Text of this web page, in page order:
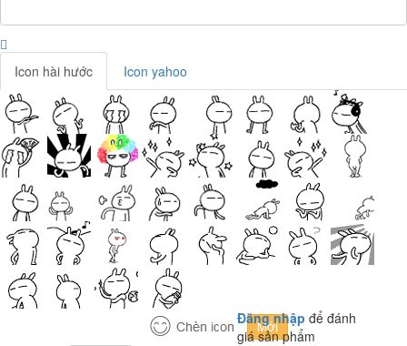
Icon hài hước Icon yahoo
Đăng nhập để đánh
giá sản phẩm